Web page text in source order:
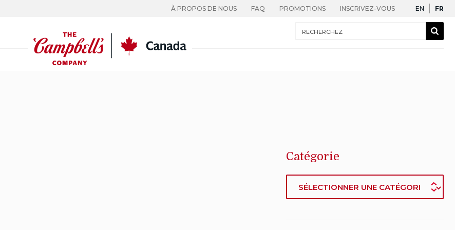
À PROPOS DE NOUS FAQ PROMOTIONS INSCRIVEZ-VOUS EN English
FR
Recherchez
Catégorie
Catégorie